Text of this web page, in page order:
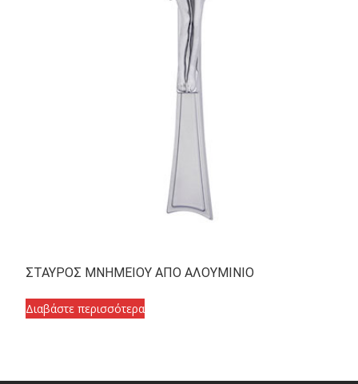
ΣΤΑΥΡΟΣ ΜΝΗΜΕΙΟΥ ΑΠΟ ΑΛΟΥΜΙΝΙΟ
Διαβάστε περισσότερα